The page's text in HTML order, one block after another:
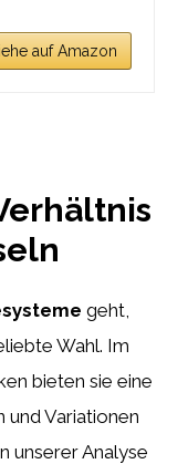
auf Amazon
geht,
Wahl. Im
bieten sie eine
und Variationen
unserer Analyse